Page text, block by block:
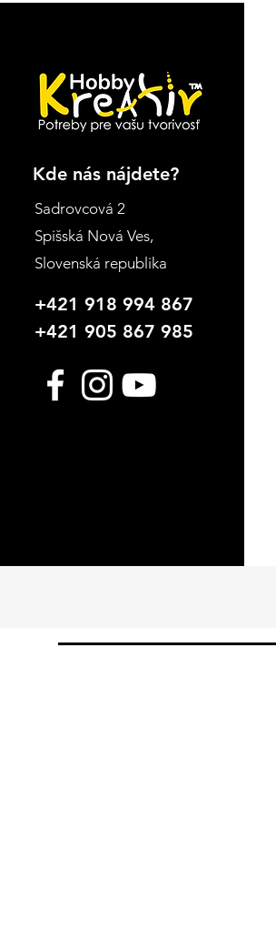
Kde nás nájdete?
Sadrovcová 2
Spišská Nová Ves,
Slovenská republika
+421 918 994 867
+421 905 867 985